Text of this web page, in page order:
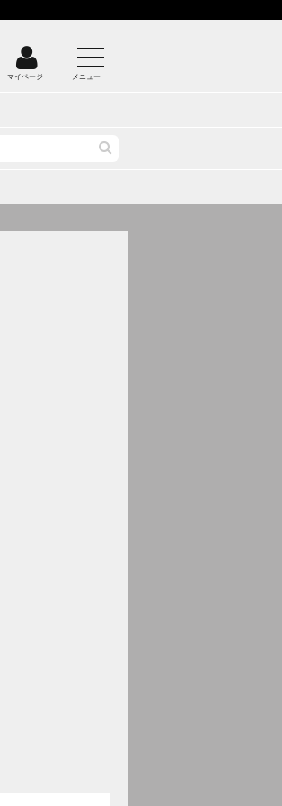
マイページ メニュー